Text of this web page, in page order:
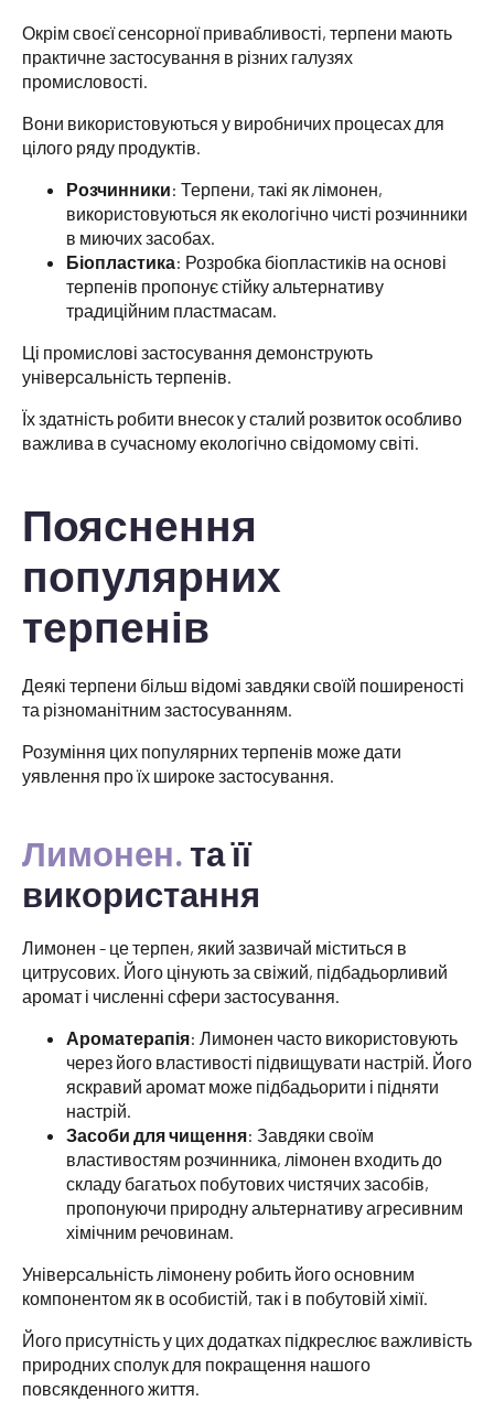
Окрім своєї сенсорної привабливості, терпени мають
практичне застосування в різних галузях
промисловості.
Вони використовуються у виробничих процесах для
цілого ряду продуктів.
Розчинники: Терпени, такі як лімонен,
використовуються як екологічно чисті розчинники
в миючих засобах.
Біопластика: Розробка біопластиків на основі
терпенів пропонує стійку альтернативу
традиційним пластмасам.
Ці промислові застосування демонструють
універсальність терпенів.
Їх здатність робити внесок у сталий розвиток особливо
важлива в сучасному екологічно свідомому світі.
Пояснення
популярних
терпенів
Деякі терпени більш відомі завдяки своїй поширеності
та різноманітним застосуванням.
Розуміння цих популярних терпенів може дати
уявлення про їх широке застосування.
Лимонен.та її
використання
Лимонен - це терпен, який зазвичай міститься в
цитрусових. Його цінують за свіжий, підбадьорливий
аромат і численні сфери застосування.
Ароматерапія: Лимонен часто використовують
через його властивості підвищувати настрій. Його
яскравий аромат може підбадьорити і підняти
настрій.
Засоби для чищення: Завдяки своїм
властивостям розчинника, лімонен входить до
складу багатьох побутових чистячих засобів,
пропонуючи природну альтернативу агресивним
хімічним речовинам.
Універсальність лімонену робить його основним
компонентом як в особистій, так і в побутовій хімії.
Його присутність у цих додатках підкреслює важливість
природних сполук для покращення нашого
повсякденного життя.